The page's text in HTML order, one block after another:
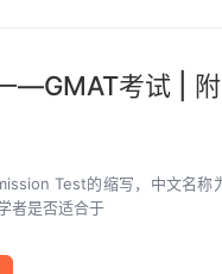
—GMAT考试 | 附
Test的缩写，中文名称
者是否适合于